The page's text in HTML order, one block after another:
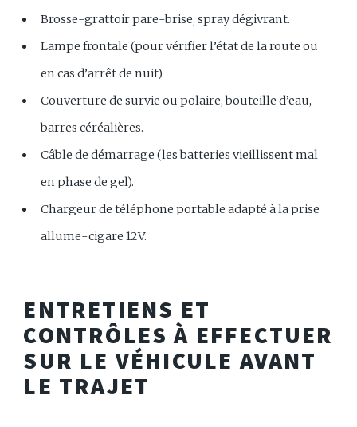
Brosse-grattoir pare-brise, spray dégivrant.
Lampe frontale (pour vérifier l’état de la route ou
en cas d’arrêt de nuit).
Couverture de survie ou polaire, bouteille d’eau,
barres céréalières.
Câble de démarrage (les batteries vieillissent mal
en phase de gel).
Chargeur de téléphone portable adapté à la prise
allume-cigare 12V.
ENTRETIENS ET
CONTRÔLES À EFFECTUER
SUR LE VÉHICULE AVANT
LE TRAJET